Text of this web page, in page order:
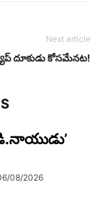
Next article
దూకుడు కోస‌మేన‌ట‌!
08/2026